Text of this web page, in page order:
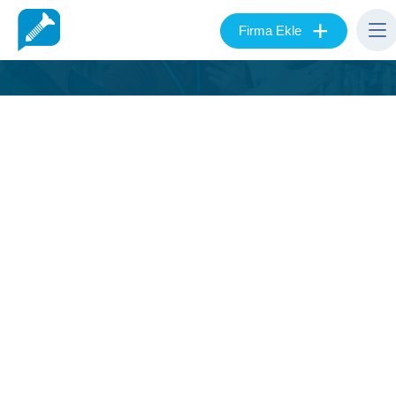
Firma Ekle +